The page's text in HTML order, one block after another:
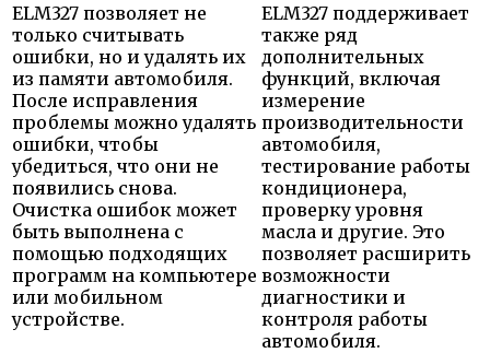
ELM327 позволяет не
только считывать
ошибки, но и удалять их
из памяти автомобиля.
После исправления
проблемы можно удалять
ошибки, чтобы
убедиться, что они не
появились снова.
Очистка ошибок может
быть выполнена с
помощью подходящих
программ на компьютере
или мобильном
устройстве.
ELM327 поддерживает
также ряд
дополнительных
функций, включая
измерение
производительности
автомобиля,
тестирование работы
кондиционера,
проверку уровня
масла и другие. Это
позволяет расширить
возможности
диагностики и
контроля работы
автомобиля.